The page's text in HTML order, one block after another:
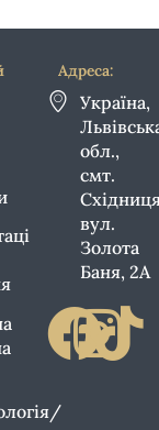
Адреса:
Україна,
обл.,
смт.
вул.
Золота
Баня, 2А